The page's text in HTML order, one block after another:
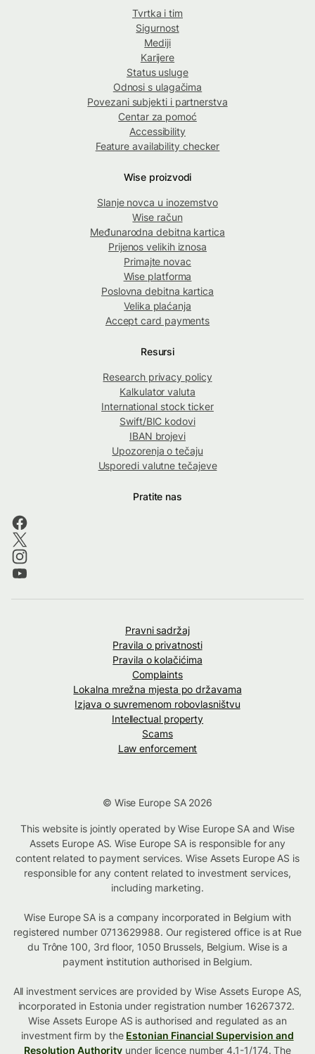
Tvrtka i tim
Sigurnost
Mediji
Karijere
Status usluge
Odnosi s ulagačima
Povezani subjekti i partnerstva
Centar za pomoć
Accessibility
Feature availability checker
Wise proizvodi
Slanje novca u inozemstvo
Wise račun
Međunarodna debitna kartica
Prijenos velikih iznosa
Primajte novac
Wise platforma
Poslovna debitna kartica
Velika plaćanja
Accept card payments
Resursi
Research privacy policy
Kalkulator valuta
International stock ticker
Swift/BIC kodovi
IBAN brojevi
Upozorenja o tečaju
Usporedi valutne tečajeve
Pratite nas
Pravni sadržaj
Pravila o privatnosti
Pravila o kolačićima
Complaints
Lokalna mrežna mjesta po državama
Izjava o suvremenom robovlasništvu
Intellectual property
Scams
Law enforcement
© Wise Europe SA 2026
This website is jointly operated by Wise Europe SA and Wise
Assets Europe AS. Wise Europe SA is responsible for any
content related to payment services. Wise Assets Europe AS is
responsible for any content related to investment services,
including marketing.
Wise Europe SA is a company incorporated in Belgium with
registered number 0713629988. Our registered office is at Rue
du Trône 100, 3rd floor, 1050 Brussels, Belgium. Wise is a
payment institution authorised in Belgium.
All investment services are provided by Wise Assets Europe AS,
incorporated in Estonia under registration number 16267372.
Wise Assets Europe AS is authorised and regulated as an
investment firm by the Estonian Financial Supervision and
Resolution Authority under licence number 4.1-1/174. The